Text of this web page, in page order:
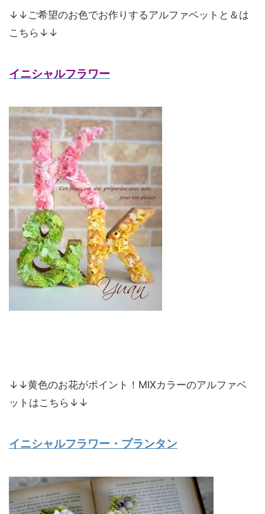
↓↓ご希望のお色でお作りするアルファベットと＆は
こちら↓↓
イニシャルフラワー
↓↓黄色のお花がポイント！MIXカラーのアルファベ
ットはこちら↓↓
イニシャルフラワー・プランタン